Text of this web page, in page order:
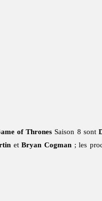
of Thrones Saison 8 sont
etBryan Cogman; les